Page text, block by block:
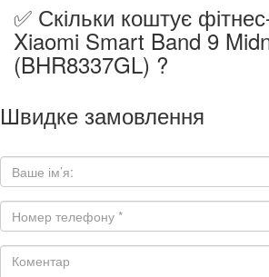
✅ Скільки коштує
Xiaomi Smart Band 9
(BHR8337GL) ?
Швидке замовлення